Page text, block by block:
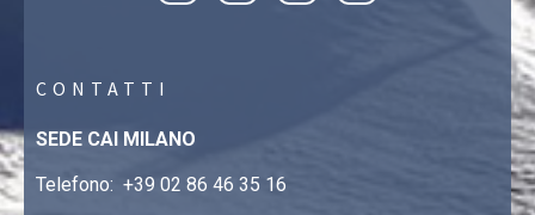
CONTATTI
SEDE CAI MILANO
Telefono: +39 02 86 46 35 16